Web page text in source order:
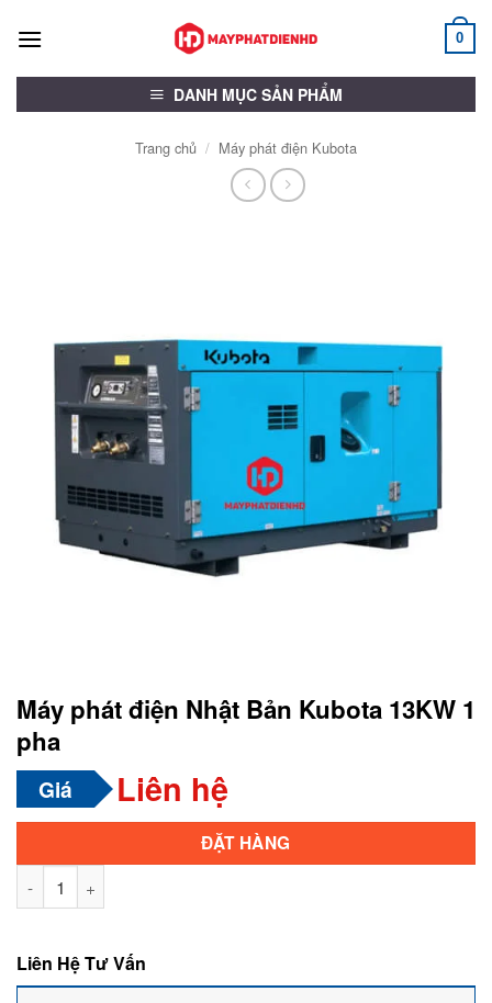
qua
0
DANH MỤC SẢN PHẨM
Trang chủ / Máy phát điện Kubota
Máy phát điện Nhật Bản Kubota 13KW 1
pha
Giá Liên hệ
ĐẶT HÀNG
Liên Hệ Tư Vấn